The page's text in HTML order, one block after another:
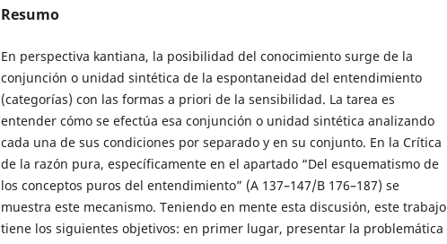
Resumo
En perspectiva kantiana, la posibilidad del conocimiento surge de la
conjunción o unidad sintética de la espontaneidad del entendimiento
(categorías) con las formas a priori de la sensibilidad. La tarea es
entender cómo se efectúa esa conjunción o unidad sintética analizando
cada una de sus condiciones por separado y en su conjunto. En la Crítica
de la razón pura, específicamente en el apartado “Del esquematismo de
los conceptos puros del entendimiento” (A 137–147/B 176–187) se
muestra este mecanismo. Teniendo en mente esta discusión, este trabajo
tiene los siguientes objetivos: en primer lugar, presentar la problemática